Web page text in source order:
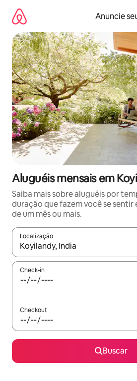
para
conteúdo
Anuncie
Aluguéis mensais em
Saiba mais sobre aluguéis por
duração que fazem você se sentir
de um mês ou mais.
Localização
Quando os resultados estiverem
Check-in
Checkout
Buscar